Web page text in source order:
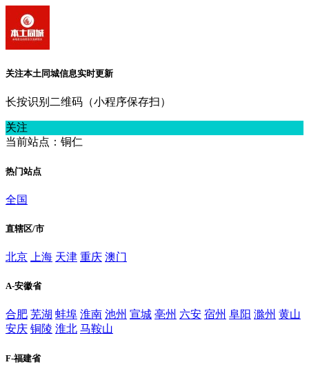
关注本土同城信息实时更新
长按识别二维码（小程序保存扫）
关注
当前站点：铜仁
热门站点
全国
直辖区/市
北京 上海 天津 重庆 澳门
A-安徽省
合肥 芜湖 蚌埠 淮南 池州 宣城 亳州 六安 宿州 阜阳 滁州 黄山
安庆 铜陵 淮北 马鞍山
F-福建省